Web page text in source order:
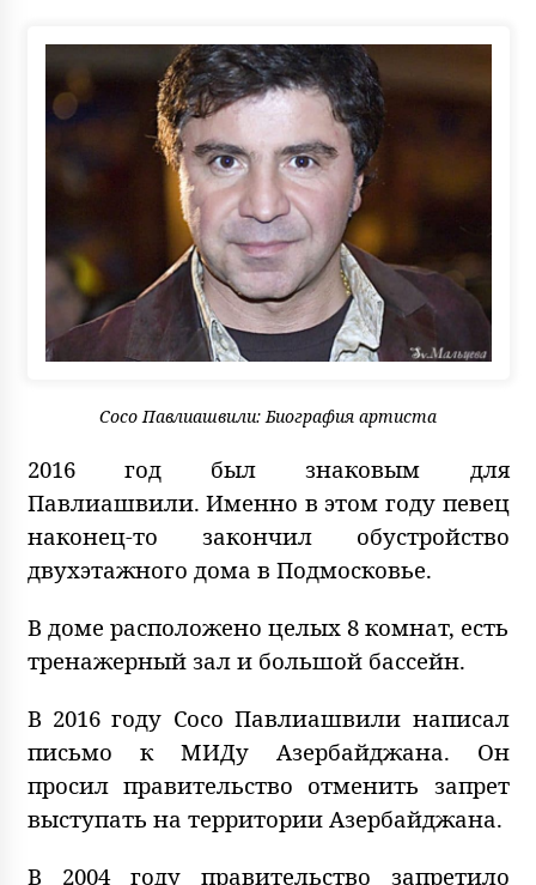
Сосо Павлиашвили: Биография артиста
2016 год был знаковым для
Павлиашвили. Именно в этом году певец
наконец-то закончил обустройство
двухэтажного дома в Подмосковье.
В доме расположено целых 8 комнат, есть
тренажерный зал и большой бассейн.
В 2016 году Сосо Павлиашвили написал
письмо к МИДу Азербайджана. Он
просил правительство отменить запрет
выступать на территории Азербайджана.
В 2004 году правительство запретило